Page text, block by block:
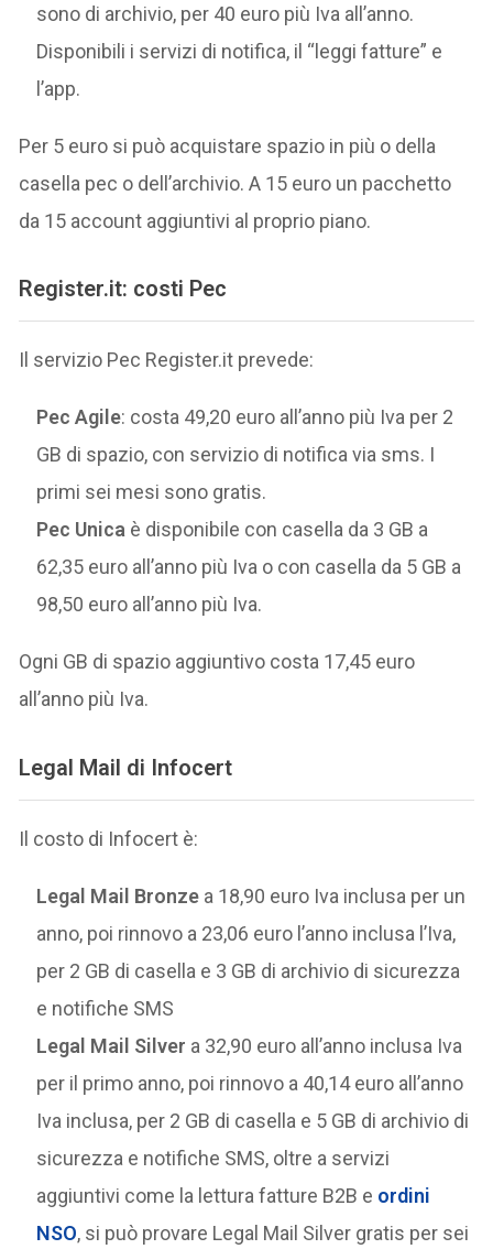
sono di archivio, per 40 euro più Iva all’anno.
Disponibili i servizi di notifica, il “leggi fatture” e
l’app.
Per 5 euro si può acquistare spazio in più o della
casella pec o dell’archivio. A 15 euro un pacchetto
da 15 account aggiuntivi al proprio piano.
Register.it: costi Pec
Il servizio Pec Register.it prevede:
Pec Agile: costa 49,20 euro all’anno più Iva per 2
GB di spazio, con servizio di notifica via sms. I
primi sei mesi sono gratis.
Pec Unica è disponibile con casella da 3 GB a
62,35 euro all’anno più Iva o con casella da 5 GB a
98,50 euro all’anno più Iva.
Ogni GB di spazio aggiuntivo costa 17,45 euro
all’anno più Iva.
Legal Mail di Infocert
Il costo di Infocert è:
Legal Mail Bronze a 18,90 euro Iva inclusa per un
anno, poi rinnovo a 23,06 euro l’anno inclusa l’Iva,
per 2 GB di casella e 3 GB di archivio di sicurezza
e notifiche SMS
Legal Mail Silver a 32,90 euro all’anno inclusa Iva
per il primo anno, poi rinnovo a 40,14 euro all’anno
Iva inclusa, per 2 GB di casella e 5 GB di archivio di
sicurezza e notifiche SMS, oltre a servizi
aggiuntivi come la lettura fatture B2B e ordini
NSO, si può provare Legal Mail Silver gratis per sei